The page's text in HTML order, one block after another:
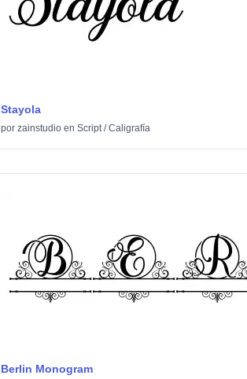
Stayola
por zainstudio en Script/Caligrafía
Berlin Monogram